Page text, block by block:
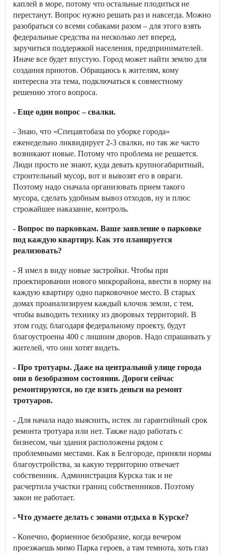
каплей в море, потому что остальные плодиться не
перестанут. Вопрос нужно решать раз и навсегда. Можно
разобраться со всеми собаками разом – для этого взять
федеральные средства на несколько лет вперед,
заручиться поддержкой населения, предпринимателей.
Иначе все будет впустую. Город может найти землю для
создания приютов. Обращаюсь к жителям, кому
интересна эта тема, подключаться к совместному
решению этого вопроса.
- Еще один вопрос – свалки.
- Знаю, что «Спецавтобаза по уборке города»
еженедельно ликвидирует 2-3 свалки, но так же часто
возникают новые. Потому что проблема не решается.
Люди просто не знают, куда девать крупногабаритный,
строительный мусор, вот и вывозят его в овраги.
Поэтому надо сначала организовать прием такого
мусора, сделать удобным вывоз отходов, ну и плюс
строжайшее наказание, контроль.
- Вопрос по парковкам. Ваше заявление о парковке
под каждую квартиру. Как это планируется
реализовать?
- Я имел в виду новые застройки. Чтобы при
проектировании нового микрорайона, ввести в норму на
каждую квартиру одно парковочное место. В старых
домах проанализируем каждый клочок земли, с тем,
чтобы выводить технику из дворовых территорий. В
этом году, благодаря федеральному проекту, будут
благоустроены 400 с лишним дворов. Надо спрашивать у
жителей, что они хотят видеть.
- Про тротуары. Даже на центральной улице города
они в безобразном состоянии. Дороги сейчас
ремонтируются, но где взять деньги на ремонт
тротуаров.
- Для начала надо выяснить, истек ли гарантийный срок
ремонта тротуара или нет. Также надо работать с
бизнесом, чьи здания расположены рядом с
проблемными местами. Как в Белгороде, приняли нормы
благоустройства, за какую территорию отвечает
собственник. Администрация Курска так и не
расчертила участки границ собственников. Поэтому
закон не работает.
- Что думаете делать с зонами отдыха в Курске?
- Конечно, форменное безобразие, когда вечером
проезжаешь мимо Парка героев, а там темнота, хоть глаз